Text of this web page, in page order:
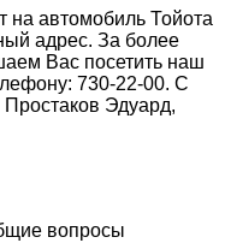
на автомобиль Тойота
адрес. За более
Вас посетить наш
730-22-00. С
Эдуард,
вопросы